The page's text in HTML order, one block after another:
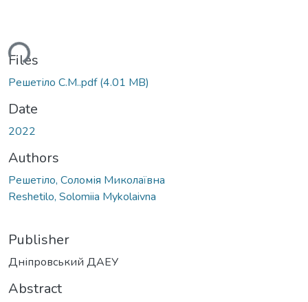
Files
Решетіло С.М..pdf(4.01 MB)
Date
2022
Authors
Решетіло, Соломія Миколаївна
Reshetilo, Solomiia Mykolaivna
Publisher
Дніпровський ДАЕУ
Abstract